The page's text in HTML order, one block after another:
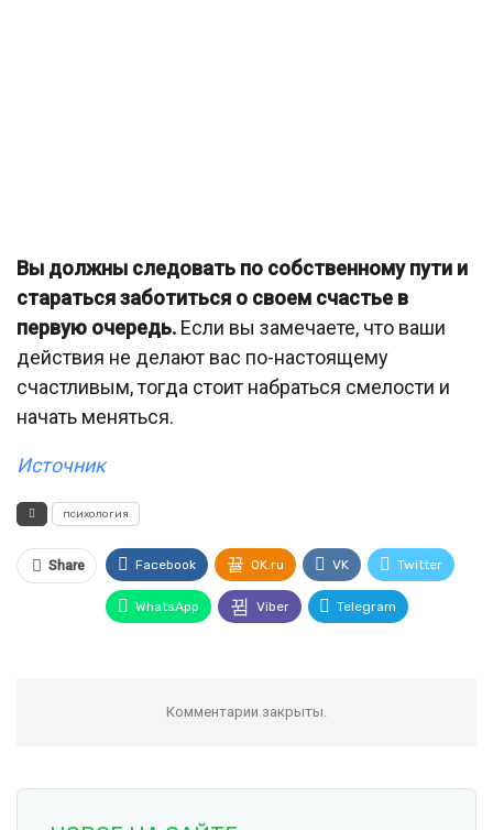
Вы должны следовать по собственному пути и
стараться заботиться о своем счастье в
первую очередь. Если вы замечаете, что ваши
действия не делают вас по-настоящему
счастливым, тогда стоит набраться смелости и
начать меняться.
Источник
психология
Share Facebook OK.ru VK Twitter
WhatsApp Viber Telegram
Комментарии закрыты.